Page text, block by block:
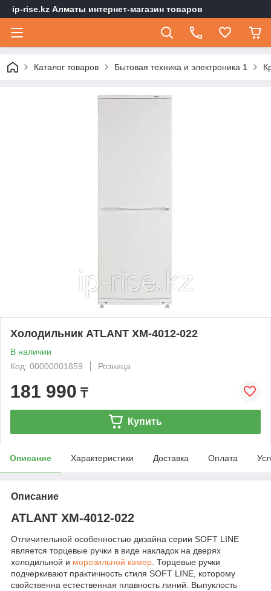
ip-rise.kz Алматы интернет-магазин товаров
Каталог товаров Бытовая техника и электроника 1
Холодильник ATLANT ХМ-4012-022
В наличии
Код: 00000001859
Розница
181 990 ₸
Купить
Описание Характеристики Доставка Оплата
Описание
ATLANT ХМ-4012-022
Отличительной особенностью дизайна серии SOFT LINE
является торцевые ручки в виде накладок на дверях
холодильной и морозильной камер. Торцевые ручки
подчеркивают практичность стиля SOFT LINE, которому
свойственна естественная плавность линий. Выпуклость